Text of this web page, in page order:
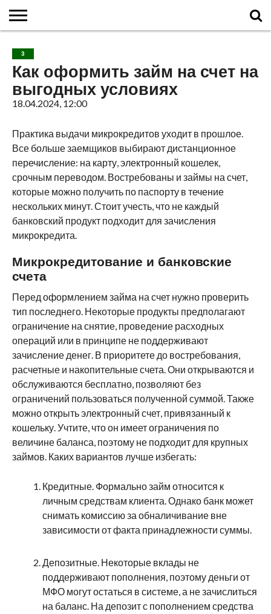
ВУЛКАНАХ
МИРА
САЙТЕ
САЙТА
3
Как оформить займ на счет на
выгодных условиях
18.04.2024, 12:00
Практика выдачи микрокредитов уходит в прошлое.
Все больше заемщиков выбирают дистанционное
перечисление: на карту, электронный кошелек,
срочным переводом. Востребованы и займы на счет,
которые можно получить по паспорту в течение
нескольких минут. Стоит учесть, что не каждый
банковский продукт подходит для зачисления
микрокредита.
Микрокредитование и банковские
счета
Перед оформлением займа на счет нужно проверить
тип последнего. Некоторые продукты предполагают
ограничение на снятие, проведение расходных
операций или в принципе не поддерживают
зачисление денег. В приоритете до востребования,
расчетные и накопительные счета. Они открываются и
обслуживаются бесплатно, позволяют без
ограничений пользоваться полученной суммой. Также
можно открыть электронный счет, привязанный к
кошельку. Учтите, что он имеет ограничения по
величине баланса, поэтому не подходит для крупных
займов. Каких вариантов лучше избегать:
Кредитные. Формально займ относится к
личным средствам клиента. Однако банк может
снимать комиссию за обналичивание вне
зависимости от факта принадлежности суммы.
Депозитные. Некоторые вклады не
поддерживают пополнения, поэтому деньги от
МФО могут остаться в системе, а не зачислиться
на баланс. На депозит с пополнением средства